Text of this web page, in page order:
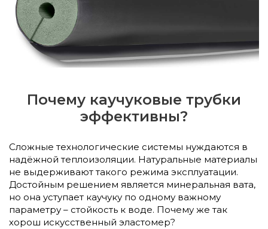
Почему каучуковые трубки
эффективны?
Сложные технологические системы нуждаются в
надёжной теплоизоляции. Натуральные материалы
не выдерживают такого режима эксплуатации.
Достойным решением является минеральная вата,
но она уступает каучуку по одному важному
параметру – стойкость к воде. Почему же так
хорош искусственный эластомер?